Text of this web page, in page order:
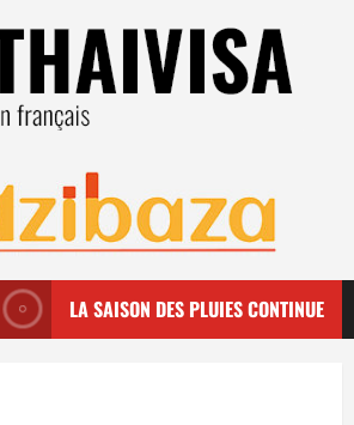
LA SAISON DES PLUIES CONTINUE